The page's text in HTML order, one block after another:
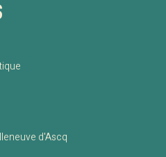
d'Ascq